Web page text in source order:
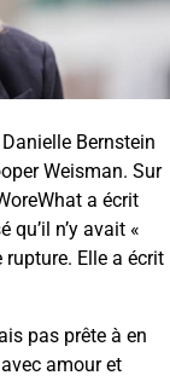
Bernstein
Weisman. Sur
a écrit
qu’il n’y avait «
Elle a écrit
pas prête à en
amour et